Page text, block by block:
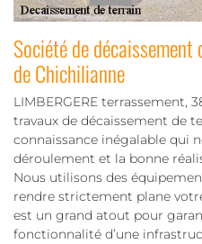
Société de
de Chichilianne
LIMBERGERE terrassement,
travaux de décaissement de
connaissance inégalable qui
déroulement et la bonne
Nous utilisons des
rendre strictement plane
est un grand atout pour
fonctionnalité d’une